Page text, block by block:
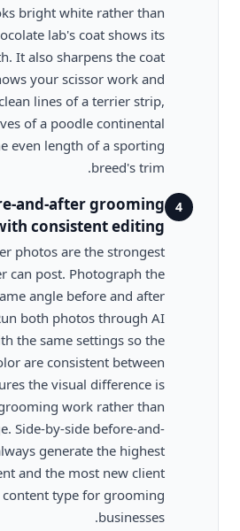
bright white rather than
lab's coat shows its
It also sharpens the coat
your scissor work and
lines of a terrier strip,
of a poodle continental
even length of a sporting
breed's trim.
4
and-after grooming
consistent editing
photos are the strongest
can post. Photograph the
angle before and after
both photos through AI
the same settings so the
are consistent between
the visual difference is
work rather than
Side-by-side before-and-
generate the highest
and the most new client
type for grooming
businesses.